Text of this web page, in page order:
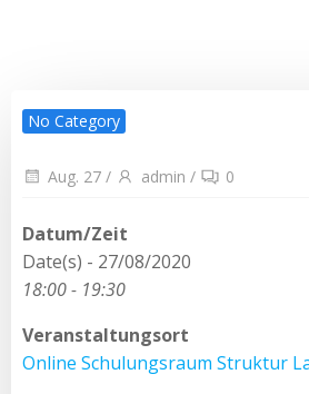
No Category
Aug. 27 / admin / 0
Datum/Zeit
Date(s) - 27/08/2020
18:00 - 19:30
Veranstaltungsort
Online Schulungsraum Struktur